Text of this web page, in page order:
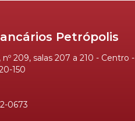
Petrópolis
209, salas 207 a 210 - Centro -
150
0673